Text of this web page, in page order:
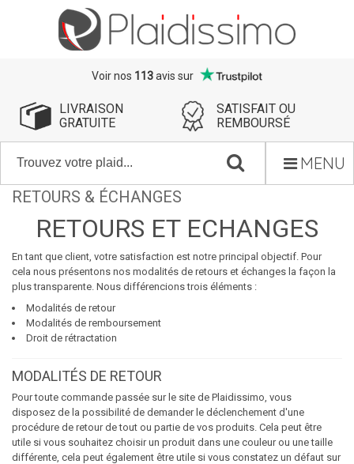
Voir nos 113avis sur
LIVRAISON
GRATUITE
SATISFAIT OU
REMBOURSÉ
MENU
RETOURS & ÉCHANGES
RETOURS ET ECHANGES
En tant que client, votre satisfaction est notre principal objectif. Pour
cela nous présentons nos modalités de retours et échanges la façon la
plus transparente. Nous différencions trois éléments :
Modalités de retour
Modalités de remboursement
Droit de rétractation
MODALITÉS DE RETOUR
Pour toute commande passée sur le site de Plaidissimo, vous
disposez de la possibilité de demander le déclenchement d'une
procédure de retour de tout ou partie de vos produits. Cela peut être
utile si vous souhaitez choisir un produit dans une couleur ou une taille
différente, cela peut également être utile si vous constatez un défaut sur